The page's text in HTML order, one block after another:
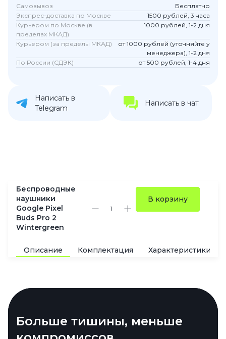
Самовывоз
Бесплатно
Экспрес-доставка по Москве
1500 рублей, 3 часа
Курьером по Москве (в
пределах МКАД)
1000 рублей, 1-2 дня
Курьером (за пределы МКАД)
от 1000 рублей (уточняйте у
менеджера), 1-2 дня
По России (СДЭК)
от 500 рублей, 1-4 дня
Написать в
Telegram
Написать в чат
Беспроводные
наушники
Google Pixel
Buds Pro 2
Wintergreen
В корзину
Описание Комплектация Характеристики
Pixel Buds Pro 2 — теперь
Больше тишины, меньше
Жесты, которые реально
Gemini внутри и всегда на
Звук, который приятно